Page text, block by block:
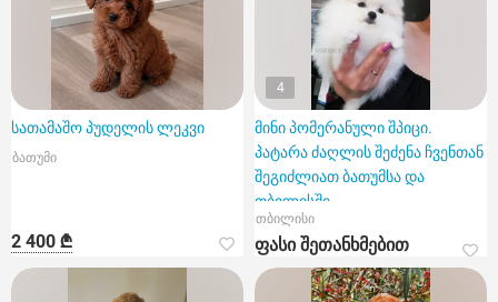
სათამაშო პუდელის ლეკვი
ბათუმი
2 400 ₾
4
მინი პომერანული შპიცი.
პატარა ძაღლის შეძენა ჩვენთან
შეგიძლიათ ბათუმსა და
თბილისში.
თბილისი
ფასი შეთანხმებით